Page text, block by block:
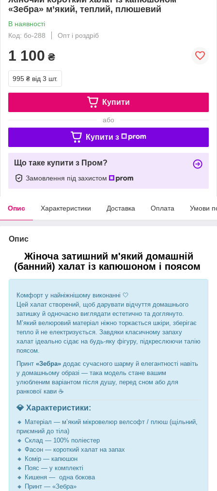
«Зебра» м’який, теплий, плюшевий
В наявності
Код: бо-288
Опт і роздріб
1 100 ₴
995 ₴ від 3 шт.
Купити
або
Купити з
Що таке купити з Пром?
Замовлення під захистом
Опис Характеристики Доставка Оплата Умови
Опис
Жіноча затишний м'який домашній
(банний) халат із капюшоном і поясом
Комфорт у найніжнішому виконанні 🤍
Цей халат створений, щоб дарувати відчуття домашнього
затишку й одночасно виглядати естетично та доглянуто.
М’який велюровий матеріал ніжно торкається шкіри, зберігає
тепло й не електризується. Завдяки класичному запаху
халат ідеально сідає на будь-яку фігуру, підкреслюючи талію
поясом.
Принт «Зебра» додає сучасного шарму й елегантності навіть
у домашньому образі — така модель стане вашим
улюбленим варіантом після душу, перед сном або для
ранкової кави ☕
💎 Характеристики:
🔸 Матеріал — м’який мікровелюр велсофт / плюш (щільний,
приємний до тіла)
🔸 Склад — 100% поліестер
🔸 Фасон — короткий халат на запах
🔸 Комір — капюшон
🔸 Пояс — у комплекті
🔸 Кишеня — одна бокова
🔸 Принт — «Зебра»